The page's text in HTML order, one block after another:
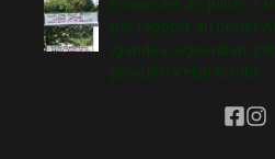
par rapport au projet
igandea, eguerdian:
proiektuarekin lotuta